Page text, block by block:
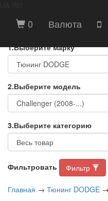
0 Валюта
ВЫБЕРИТЕ
АВТОМОБИЛЯ
1.Выберите марку
2.Выберите модель
3.Выберите категорию
Фильтровать Фильтр
Главная → Тюнинг DODGE →